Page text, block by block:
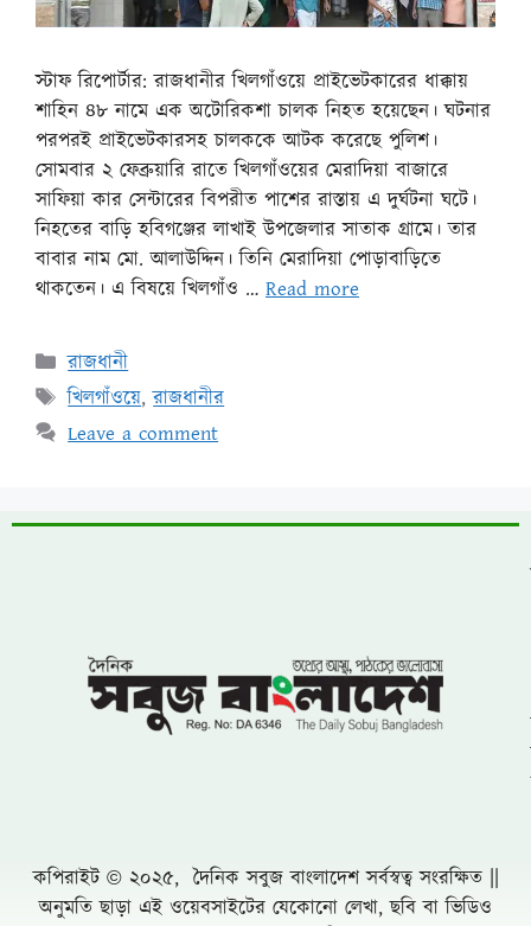
স্টাফ রিপোর্টার: রাজধানীর খিলগাঁওয়ে প্রাইভেটকারের ধাক্কায়
শাহিন ৪৮ নামে এক অটোরিকশা চালক নিহত হয়েছেন। ঘটনার
পরপরই প্রাইভেটকারসহ চালককে আটক করেছে পুলিশ।
সোমবার ২ ফেব্রুয়ারি রাতে খিলগাঁওয়ের মেরাদিয়া বাজারে
সাফিয়া কার সেন্টারের বিপরীত পাশের রাস্তায় এ দুর্ঘটনা ঘটে।
নিহতের বাড়ি হবিগঞ্জের লাখাই উপজেলার সাতাক গ্রামে। তার
বাবার নাম মো. আলাউদ্দিন। তিনি মেরাদিয়া পোড়াবাড়িতে
থাকতেন। এ বিষয়ে খিলগাঁও … Read more
রাজধানী
খিলগাঁওয়ে,রাজধানীর
Leave a comment
কপিরাইট © ২০২৫, দৈনিক সবুজ বাংলাদেশ সর্বস্বত্ব সংরক্ষিত ||
অনুমতি ছাড়া এই ওয়েবসাইটের যেকোনো লেখা, ছবি বা ভিডিও